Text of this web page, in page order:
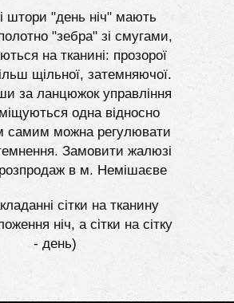
штори "день ніч" мають
"зебра" зі смугами,
на тканині: прозорої
щільної, затемняючої.
за ланцюжок управління
одна відносно
самим можна регулювати
Замовити жалюзі
в м. Немішаєве
сітки на тканину
ніч, а сітки на сітку
- день)